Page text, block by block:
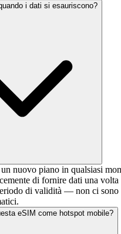
i dati si esauriscono?
nuovo piano in qualsiasi
di fornire dati una
di validità — non ci sono
eSIM come hotspot mobile?